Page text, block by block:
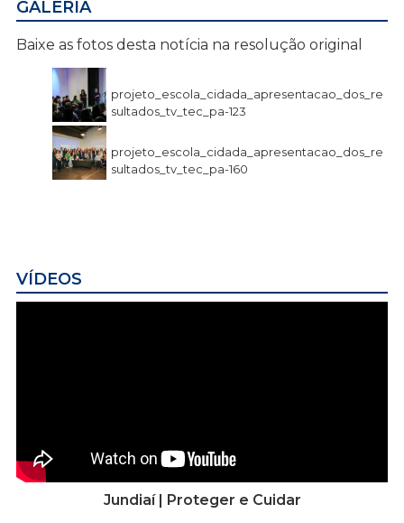
GALERIA
Baixe as fotos desta notícia na resolução original
projeto_escola_cidada_apresentacao_dos_re
sultados_tv_tec_pa-123
projeto_escola_cidada_apresentacao_dos_re
sultados_tv_tec_pa-160
VÍDEOS
Jundiaí | Proteger e Cuidar